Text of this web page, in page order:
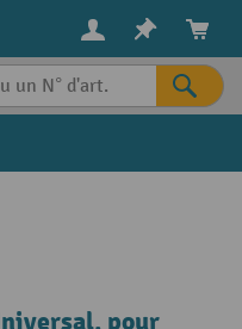
pour